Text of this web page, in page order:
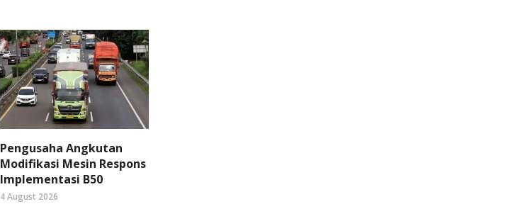
Pengusaha Angkutan
Modifikasi Mesin Respons
Implementasi B50
4 August 2026